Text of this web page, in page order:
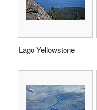
Lago Yellowstone